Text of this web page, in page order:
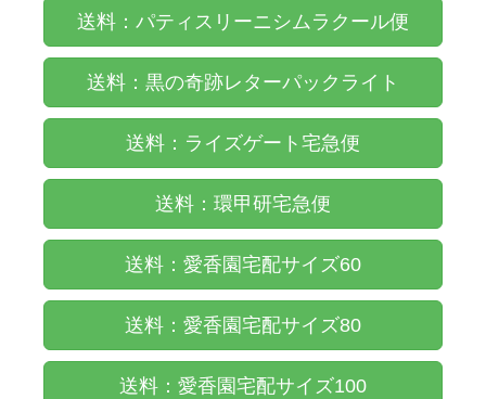
送料：パティスリーニシムラクール便
送料：黒の奇跡レターパックライト
送料：ライズゲート宅急便
送料：環甲研宅急便
送料：愛香園宅配サイズ60
送料：愛香園宅配サイズ80
送料：愛香園宅配サイズ100